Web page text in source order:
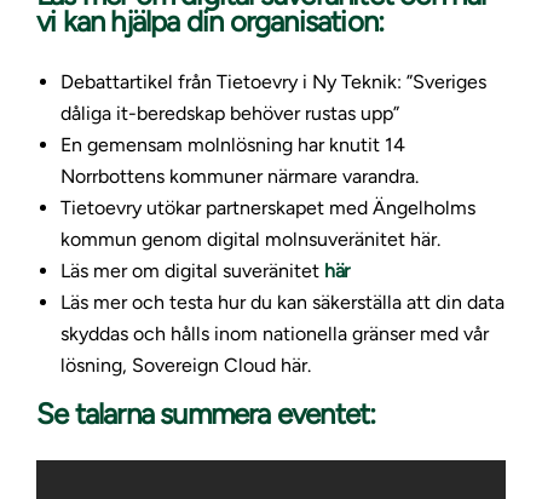
vi kan hjälpa din organisation:
Debattartikel från Tietoevry i Ny Teknik: ”Sveriges
dåliga it-beredskap behöver rustas upp”
En gemensam molnlösning har knutit 14
Norrbottens kommuner närmare varandra.
Tietoevry utökar partnerskapet med Ängelholms
kommun genom digital molnsuveränitet här.
Läs mer om digital suveränitet här
Läs mer och testa hur du kan säkerställa att din data
skyddas och hålls inom nationella gränser med vår
lösning, Sovereign Cloud här.
Se talarna summera eventet: